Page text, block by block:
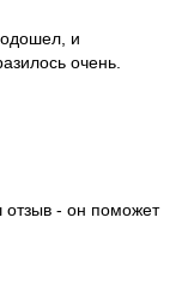
и
очень.
- он поможет